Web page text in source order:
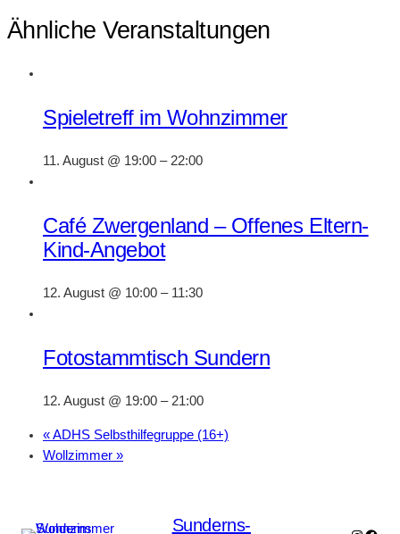
Ähnliche Veranstaltungen
Spieletreff im Wohnzimmer
11. August @ 19:00 – 22:00
Café Zwergenland – Offenes Eltern-
Kind-Angebot
12. August @ 10:00 – 11:30
Fotostammtisch Sundern
12. August @ 19:00 –21:00
«ADHS Selbsthilfegruppe (16+)
Wollzimmer »
Sunderns-